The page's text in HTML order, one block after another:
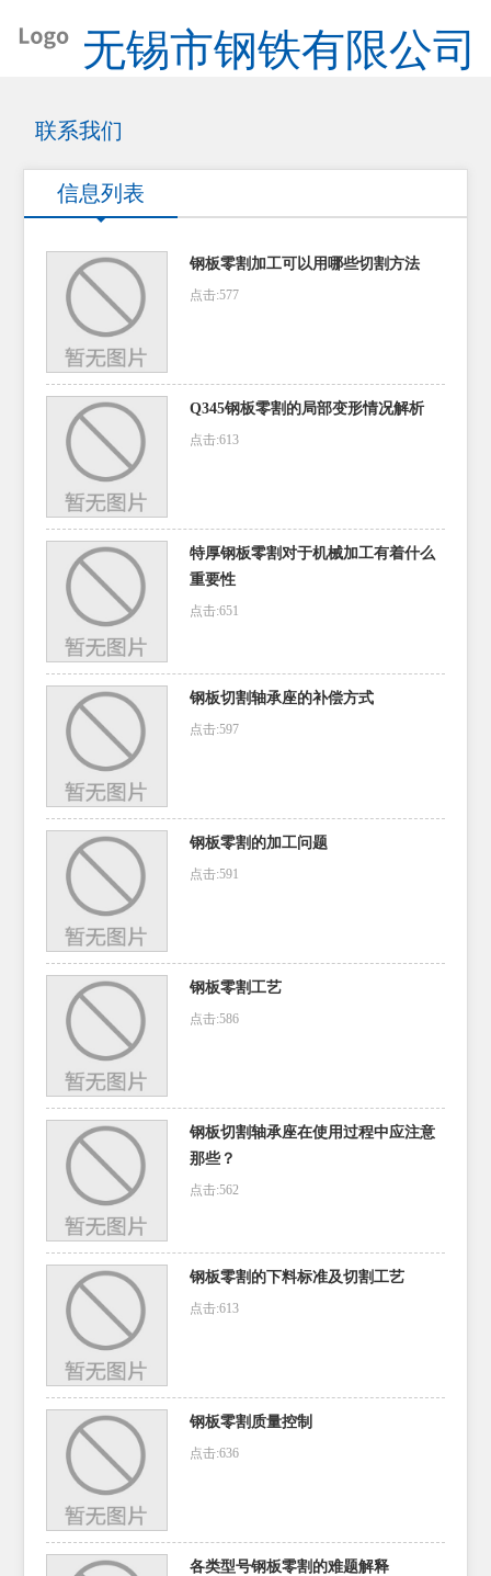
无锡市钢铁有限公司
联系我们
信息列表
钢板零割加工可以用哪些切割方法
点击:577
Q345钢板零割的局部变形情况解析
点击:613
特厚钢板零割对于机械加工有着什么
重要性
点击:651
钢板切割轴承座的补偿方式
点击:597
钢板零割的加工问题
点击:591
钢板零割工艺
点击:586
钢板切割轴承座在使用过程中应注意
那些？
点击:562
钢板零割的下料标准及切割工艺
点击:613
钢板零割质量控制
点击:636
各类型号钢板零割的难题解释